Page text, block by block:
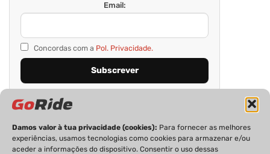
Damos valor à tua privacidade (cookies): Para fornecer as melhores
experiências, usamos tecnologias como cookies para armazenar e/ou
aceder a informações do dispositivo. Consentir o uso dessas
Email:
Concordas com a Pol. Privacidade.